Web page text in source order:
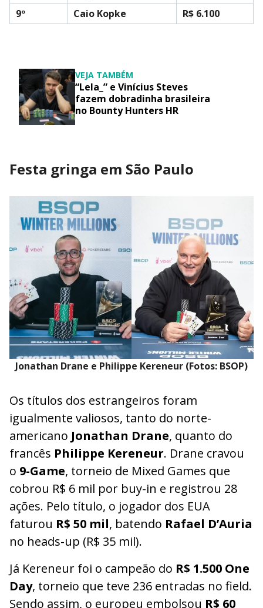
9º
Caio Kopke R$ 6.100
VEJA TAMBÉM
“Lela_” e Vinícius Steves
fazem dobradinha brasileira
no Bounty Hunters HR
Festa gringa em São Paulo
Jonathan Drane e Philippe Kereneur (Fotos: BSOP)
Os títulos dos estrangeiros foram
igualmente valiosos, tanto do norte-
americano Jonathan Drane, quanto do
francês Philippe Kereneur. Drane cravou
o 9-Game, torneio de Mixed Games que
cobrou R$ 6 mil por buy-in e registrou 28
ações. Pelo título, o jogador dos EUA
faturou R$ 50 mil, batendo Rafael D’Auria
no heads-up (R$ 35 mil).
Já Kereneur foi o campeão do R$ 1.500 One
Day, torneio que teve 236 entradas no field.
Sendo assim, o europeu embolsou R$ 60